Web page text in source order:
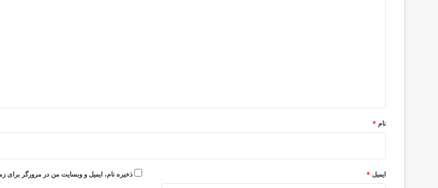
نام *
ایمیل * ذخیره نام، ایمیل و وبسایت من در مرورگر برای